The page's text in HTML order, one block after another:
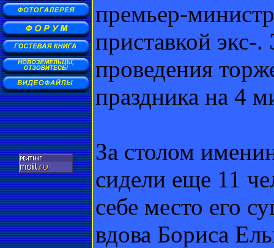
премьер-
приставкой экс-
проведения
праздника на 4
За столом
сидели еще 11
себе место его
вдова Бориса